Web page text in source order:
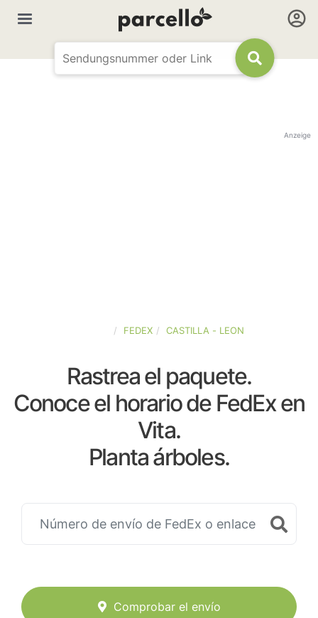
Anzeige
FEDEX CASTILLA - LEON
Rastrea el paquete.
Conoce el horario de FedEx en
Vita.
Planta árboles.
Comprobar el envío